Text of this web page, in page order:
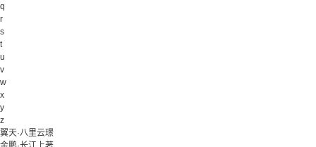
q
r
s
t
u
v
w
x
y
z
翼天·八里云璟